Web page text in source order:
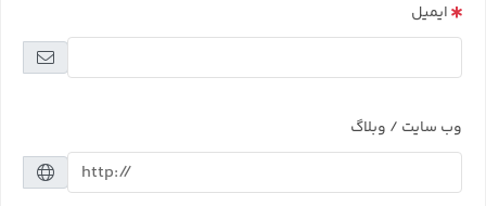
ایمیل
وب سایت / وبلاگ